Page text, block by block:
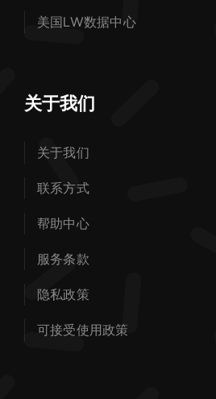
美国LW数据中心
关于我们
关于我们
联系方式
帮助中心
服务条款
隐私政策
可接受使用政策